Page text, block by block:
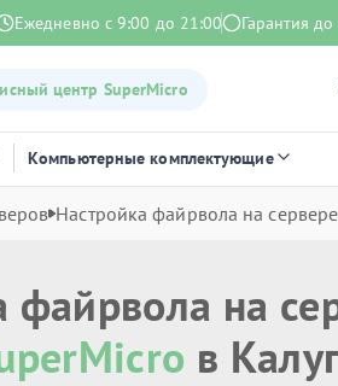
Ежедневно с 9:00 до 21:00 Гарантия
центр SuperMicro
Компьютерные комплектующие
Настройка файрвола на сервере
файрвола на
в